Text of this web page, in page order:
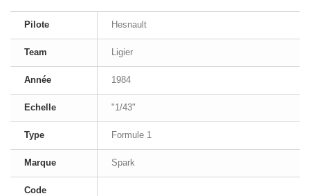
Pilote Hesnault
Team Ligier
Année 1984
Echelle "1/43"
Type Formule 1
Marque Spark
Code